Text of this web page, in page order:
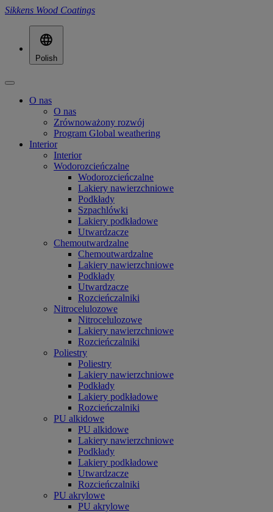
Sikkens Wood Coatings
Polish
O nas
O nas
Zrównoważony rozwój
Program Global weathering
Interior
Interior
Wodorozcieńczalne
Wodorozcieńczalne
Lakiery nawierzchniowe
Podkłady
Szpachlówki
Lakiery podkładowe
Utwardzacze
Chemoutwardzalne
Chemoutwardzalne
Lakiery nawierzchniowe
Podkłady
Utwardzacze
Rozcieńczalniki
Nitrocelulozowe
Nitrocelulozowe
Lakiery nawierzchniowe
Rozcieńczalniki
Poliestry
Poliestry
Lakiery nawierzchniowe
Podkłady
Lakiery podkładowe
Rozcieńczalniki
PU alkidowe
PU alkidowe
Lakiery nawierzchniowe
Podkłady
Lakiery podkładowe
Utwardzacze
Rozcieńczalniki
PU akrylowe
PU akrylowe